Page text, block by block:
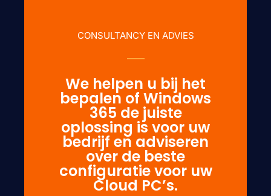
CONSULTANCY EN ADVIES
We helpen u bij het
bepalen of Windows
365 de juiste
oplossing is voor uw
bedrijf en adviseren
over de beste
configuratie voor uw
Cloud PC’s.